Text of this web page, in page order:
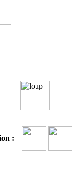
: